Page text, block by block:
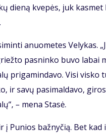
die­ną kve­pės, juk
anuo­me­tes Ve­ly­kas.
pas­nin­ko bu­vo la­bai
pri­ga­min­da­vo. Vi­si
ir sa­vų pa­si­mal­da­vo,
– me­na Sta­sė.
į Pu­nios baž­ny­čią. Bet